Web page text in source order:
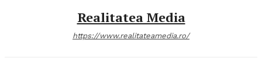
Realitatea Media
https://www.realitateamedia.ro/